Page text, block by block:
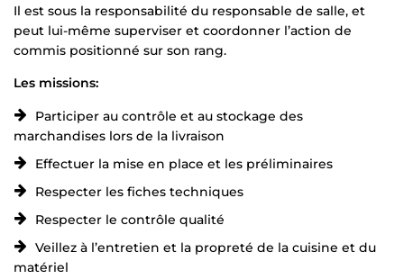
Il est sous la responsabilité du responsable de salle, et
peut lui-même superviser et coordonner l’action de
commis positionné sur son rang.
Les missions:
Participer au contrôle et au stockage des
marchandises lors de la livraison
Effectuer la mise en place et les préliminaires
Respecter les fiches techniques
Respecter le contrôle qualité
Veillez à l’entretien et la propreté de la cuisine et du
matériel